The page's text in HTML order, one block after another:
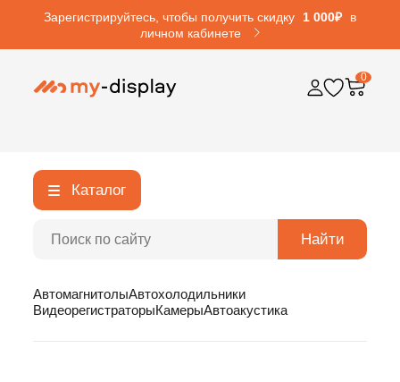
Зарегистрируйтесь, чтобы получить скидку 1 000₽
в
личном кабинете
0
Каталог
Найти
АвтомагнитолыАвтохолодильники
ВидеорегистраторыКамерыАвтоакустика